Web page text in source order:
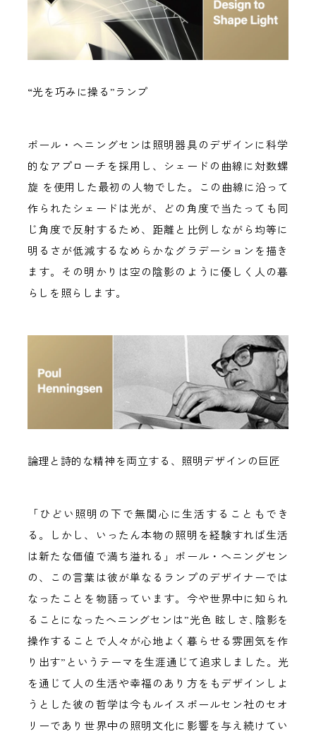
“光を巧みに操る”ランプ
ポール・ヘニングセンは照明器具のデザインに科学
的なアプローチを採用し、シェードの曲線に対数螺
旋 を使用した最初の人物でした。この曲線に沿って
作られたシェードは光が、どの角度で当たっても同
じ角度で反射するため、距離と比例しながら均等に
明るさが低減するなめらかなグラデーションを描き
ます。その明かりは空の陰影のように優しく人の暮
らしを照らします。
論理と詩的な精神を両立する、照明デザインの巨匠
「ひどい照明の下で無関心に生活することもでき
る。しかし、いったん本物の照明を経験すれば生活
は新たな価値で満ち溢れる」ポール・へニングセン
の、この言葉は彼が単なるランプのデザイナーでは
なったことを物語っています。今や世界中に知られ
ることになったへニングセンは”光色 眩しさ､陰影を
操作することで人々が心地よく暮らせる雰囲気を作
り出す”というテーマを生涯通じて追求しました。光
を通じて人の生活や幸福のあり方をもデザインしよ
うとした彼の哲学は今もルイスポールセン社のセオ
リーであり世界中の照明文化に影響を与え続けてい